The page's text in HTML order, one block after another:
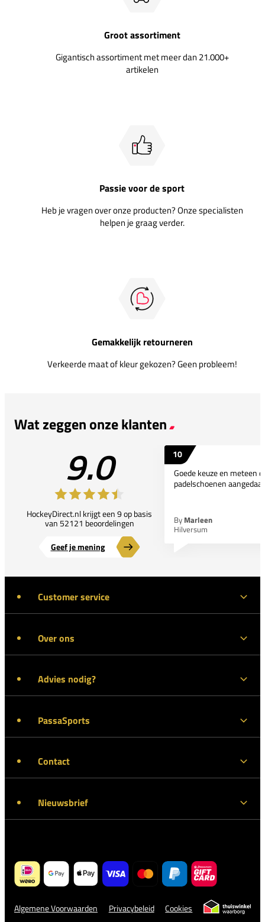
Groot assortiment
Gigantisch assortiment met meer dan 21.000+
artikelen
Passie voor de sport
Heb je vragen over onze producten? Onze specialisten
helpen je graag verder.
Gemakkelijk retourneren
Verkeerde maat of kleur gekozen? Geen probleem!
Wat zeggen onze klanten
9.0
HockeyDirect.nl krijgt een 9 op basis
van 52121 beoordelingen
Geef je mening
10
Goede keuze en meteen
padelschoenen
By Marleen
Hilversum
Customer service
Over ons
Advies nodig?
PassaSports
Contact
Nieuwsbrief
Algemene Voorwaarden Privacybeleid Cookies